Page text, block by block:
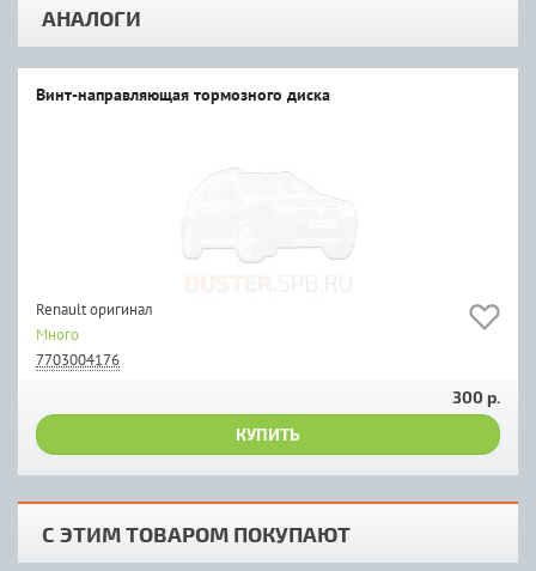
АНАЛОГИ
Винт-направляющая тормозного диска
Renault оригинал
Много
7703004176
300 р.
КУПИТЬ
С ЭТИМ ТОВАРОМ ПОКУПАЮТ